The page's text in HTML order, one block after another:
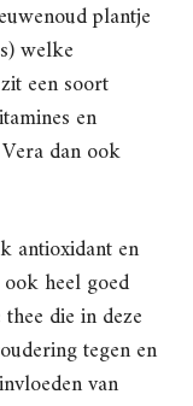
plantje
welke
een soort
en
dan ook
antioxidant en
heel goed
die in deze
tegen en
van